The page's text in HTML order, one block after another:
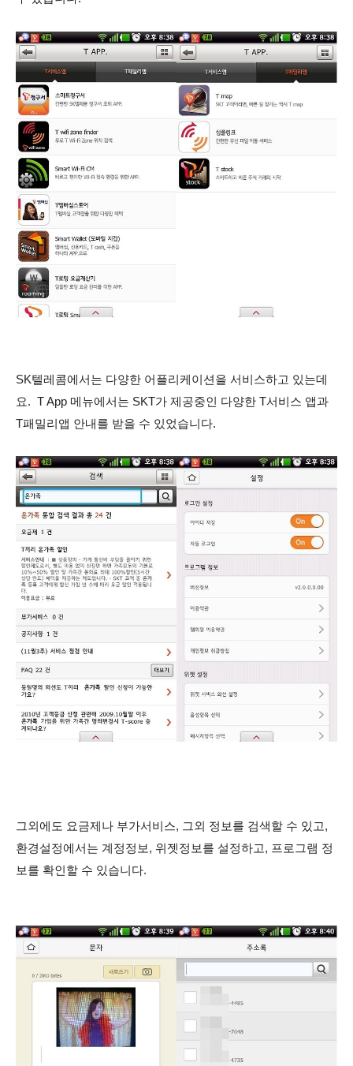
SK텔레콤에서는 다양한 어플리케이션을 서비스하고 있는데
요. T App 메뉴에서는 SKT가 제공중인 다양한 T서비스 앱과
T패밀리앱 안내를 받을 수 있었습니다.
그외에도 요금제나 부가서비스, 그외 정보를 검색할 수 있고,
환경설정에서는 계정정보, 위젯정보를 설정하고, 프로그램 정
보를 확인할 수 있습니다.